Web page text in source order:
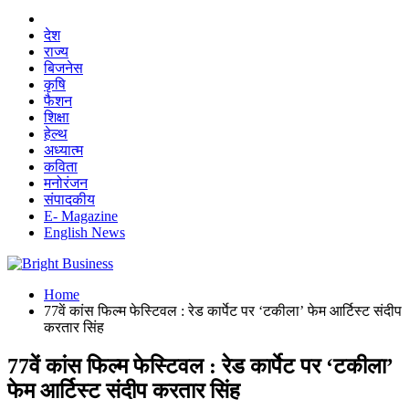
देश
राज्य
बिजनेस
कृषि
फैशन
शिक्षा
हेल्थ
अध्यात्म
कविता
मनोरंजन
संपादकीय
E- Magazine
English News
Home
77वें कांस फिल्म फेस्टिवल : रेड कार्पेट पर ‘टकीला’ फेम आर्टिस्ट संदीप
करतार सिंह
77वें कांस फिल्म फेस्टिवल : रेड कार्पेट पर ‘टकीला’
फेम आर्टिस्ट संदीप करतार सिंह